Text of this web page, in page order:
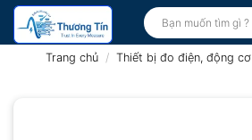
Bỏ
qua
Tìm
kiếm:
Trang chủ / Thiết bị đo điện, động cơ